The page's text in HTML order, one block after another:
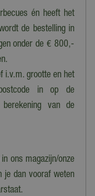
én heeft het
de bestelling in
onder de € 800,-
i.v.m. grootte en het
in op de
berekening van de
ons magazijn/onze
je dan vooraf weten